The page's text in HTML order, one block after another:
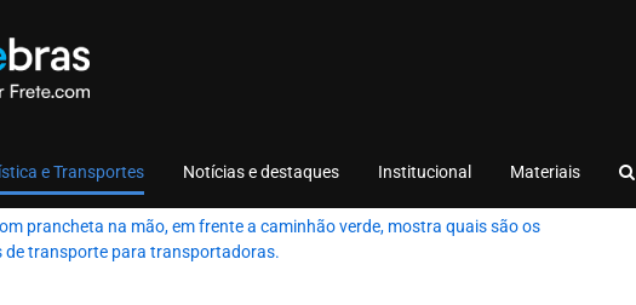
e Transportes Notícias e destaques Institucional Materiais